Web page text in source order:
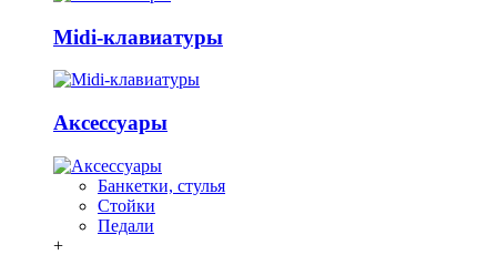
Midi-клавиатуры
Аксессуары
Банкетки, стулья
Стойки
Педали
+